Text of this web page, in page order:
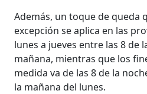
Además, un toque de queda
excepción se aplica en las
lunes a jueves entre las 8 de
mañana, mientras que los
medida va de las 8 de la
la mañana del lunes.